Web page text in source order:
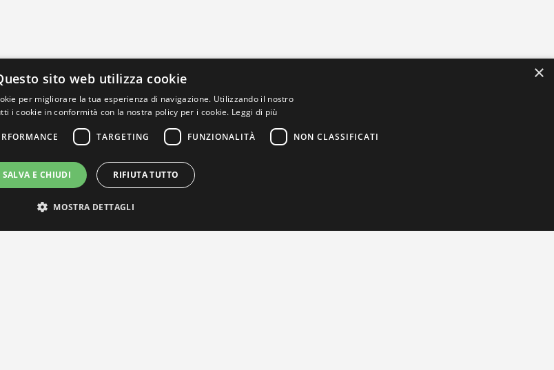
×
sito web utilizza cookie
per migliorare la tua esperienza di navigazione. Utilizzando il nostro
i cookie in conformità con la nostra policy per i cookie. Leggi di più
TARGETING FUNZIONALITÀ NON CLASSIFICATI
SALVA E CHIUDI RIFIUTA TUTTO
MOSTRA DETTAGLI